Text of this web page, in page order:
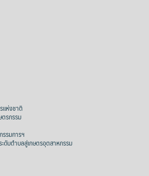
แห่งชาติ
รกรรม
รมการฯ
ดับตำบลสู่เกษตรอุตสาหกรรม